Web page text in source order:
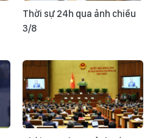
Thời sự 24h qua ảnh chiều
3/8